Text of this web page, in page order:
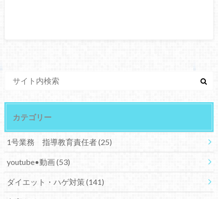
カテゴリー
1号業務 指導教育責任者(25)
youtube•動画(53)
ダイエット・ハゲ対策(141)